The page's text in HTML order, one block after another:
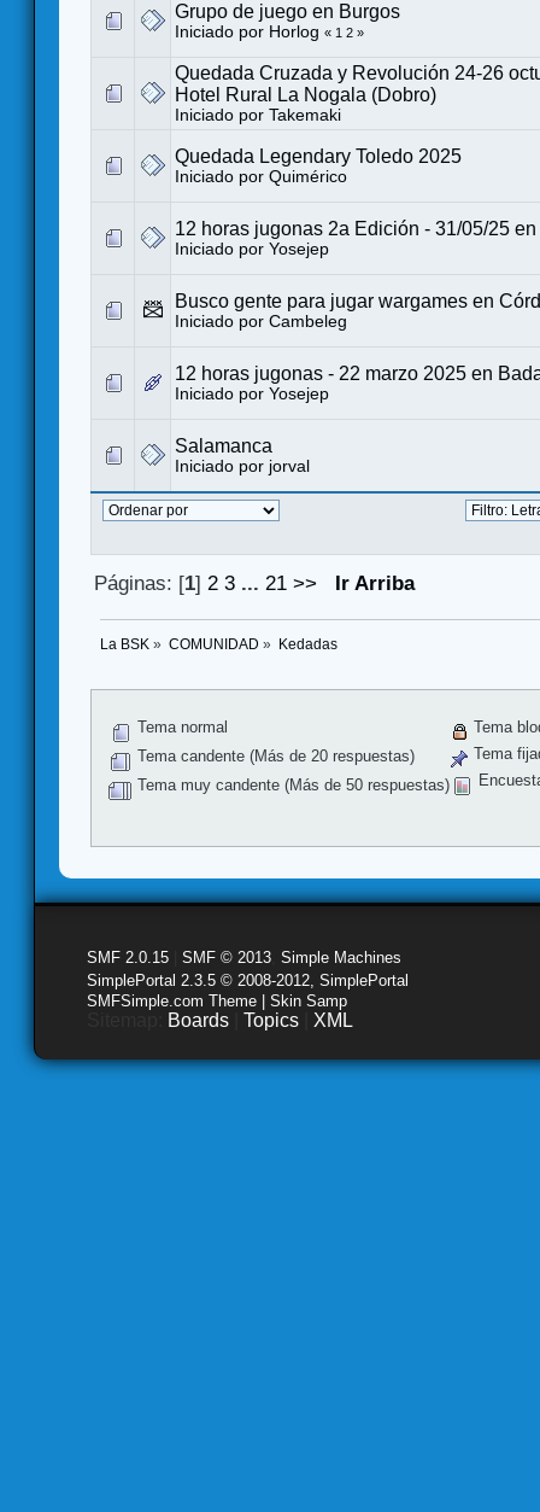
Grupo de juego en Burgos
Iniciado por Horlog « 1 2 »
Quedada Cruzada y Revolución 24-26
Hotel Rural La Nogala (Dobro)
Iniciado por Takemaki
Quedada Legendary Toledo 2025
Iniciado por Quimérico
12 horas jugonas 2a Edición - 31/05/25
Iniciado por Yosejep
Busco gente para jugar wargames en
Iniciado por Cambeleg
12 horas jugonas - 22 marzo 2025 en
Iniciado por Yosejep
Salamanca
Iniciado por jorval
Páginas: [1] 2 3 ... 21 >> Ir Arriba
La BSK » COMUNIDAD » Kedadas
Tema normal
Tema candente (Más de 20 respuestas)
Tema muy candente (Más de 50 respuestas)
Tema
Tema
SMF 2.0.15 SMF © 2013 Simple Machines
SimplePortal 2.3.5 © 2008-2012, SimplePortal
SMFSimple.com Theme | Skin Samp
Boards Topics XML